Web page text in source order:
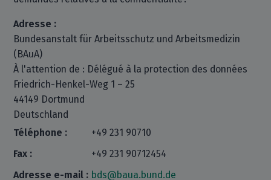
Adresse :
Bundesanstalt für Arbeitsschutz und Arbeitsmedizin
(BAuA)
À l'attention de : Délégué à la protection des données
Friedrich-Henkel-Weg 1 – 25
44149 Dortmund
Deutschland
Téléphone :
+49 231 90710
Fax :
+49 231 90712454
Adresse e-mail : bds@baua.bund.de